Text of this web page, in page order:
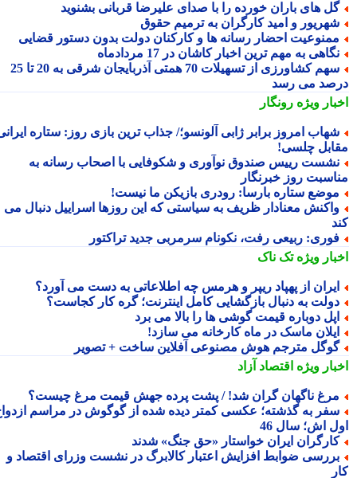
های باران خورده را با صدای علیرضا قربانی بشنوید
و امید کارگران به ترمیم حقوق
احضار رسانه ها و کارکنان دولت بدون دستور قضایی
به مهم ترین اخبار کاشان در 17 مردادماه
سهم کشاورزی از تسهیلات 70 همتی آذربایجان شرقی به 20 تا 25
می رسد
ویژهرونگار
امروز برابر ژابی آلونسو؛/ جذاب ترین بازی روز: ستاره ایرانی
چلسی!
رییس صندوق نوآوری و شکوفایی با اصحاب رسانه به
روز خبرنگار
ستاره بارسا: رودری بازیکن ما نیست!
معنادار ظریف به سیاستی که این روزها اسراییل دنبال می
ربیعی رفت، نکونام سرمربی جدید تراکتور
ویژهتک ناک
از پهپاد ریپر و هرمس چه اطلاعاتی به دست می آورد؟
به دنبال بازگشایی کامل اینترنت؛ گره کار کجاست؟
دوباره قیمت گوشی ها را بالا می برد
ماسک در ماه کارخانه می سازد!
مترجم هوش مصنوعی آفلاین ساخت + تصویر
ویژهاقتصاد آزاد
ناگهان گران شد! / پشت پرده جهش قیمت مرغ چیست؟
به گذشته؛ عکسی کمتر دیده شده از گوگوش در مراسم ازدواج
اش؛ سال 46
ایران خواستار «حق جنگ» شدند
ضوابط افزایش اعتبار کالابرگ در نشست وزرای اقتصاد و